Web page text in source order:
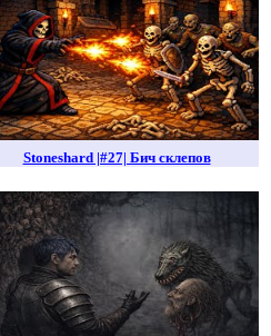
Stoneshard |#27| Бич склепов